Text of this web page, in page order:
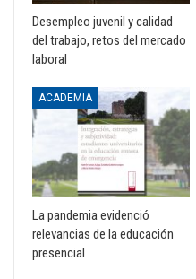
Desempleo juvenil y calidad
del trabajo, retos del mercado
laboral
ACADEMIA
La pandemia evidenció
relevancias de la educación
presencial